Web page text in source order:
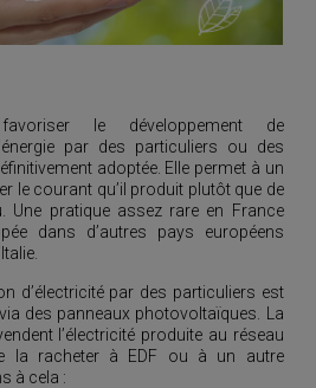
le développement de
par des particuliers ou des
adoptée. Elle permet à un
le courant qu’il produit plutôt que de
Une pratique assez rare en France
dans d’autres pays européens
d’électricité par des particuliers est
des panneaux photovoltaïques. La
l’électricité produite au réseau
la racheter à EDF ou à un autre
à cela :